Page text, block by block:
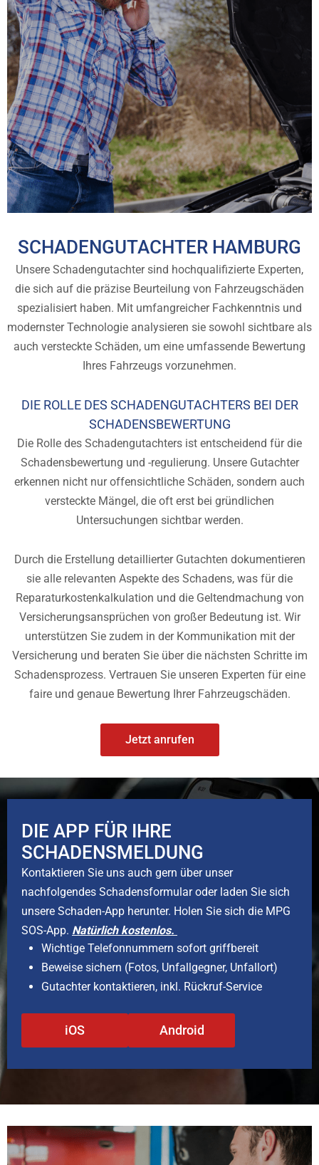
SCHADENGUTACHTER HAMBURG
Unsere Schadengutachter sind hochqualifizierte Experten,
die sich auf die präzise Beurteilung von Fahrzeugschäden
spezialisiert haben. Mit umfangreicher Fachkenntnis und
modernster Technologie analysieren sie sowohl sichtbare als
auch versteckte Schäden, um eine umfassende Bewertung
Ihres Fahrzeugs vorzunehmen.
DIE ROLLE DES SCHADENGUTACHTERS BEI DER
SCHADENSBEWERTUNG
Die Rolle des Schadengutachters ist entscheidend für die
Schadensbewertung und -regulierung. Unsere Gutachter
erkennen nicht nur offensichtliche Schäden, sondern auch
versteckte Mängel, die oft erst bei gründlichen
Untersuchungen sichtbar werden.
Durch die Erstellung detaillierter Gutachten dokumentieren
sie alle relevanten Aspekte des Schadens, was für die
Reparaturkostenkalkulation und die Geltendmachung von
Versicherungsansprüchen von großer Bedeutung ist. Wir
unterstützen Sie zudem in der Kommunikation mit der
Versicherung und beraten Sie über die nächsten Schritte im
Schadensprozess. Vertrauen Sie unseren Experten für eine
faire und genaue Bewertung Ihrer Fahrzeugschäden.
Jetzt anrufen
DIE APP FÜR IHRE
SCHADENSMELDUNG​
Kontaktieren Sie uns auch gern über unser
nachfolgendes Schadensformular oder laden Sie sich
unsere Schaden-App herunter. Holen Sie sich die MPG
SOS-App. Natürlich kostenlos.
Wichtige Telefonnummern sofort griffbereit
Beweise sichern (Fotos, Unfallgegner, Unfallort)
Gutachter kontaktieren, inkl. Rückruf-Service
iOS Android